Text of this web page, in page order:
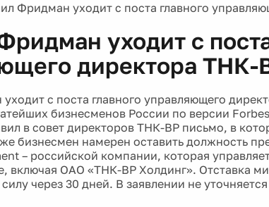
Фридман уходит с поста главного
уходит с
директора ТНК-
с поста главного управляющего
бизнесменов России по версии
в совет директоров ТНК-ВР письмо, в
бизнесмен намерен оставить должность
– российской компании, которая
включая OAO «ТНК-BP Холдинг». Отставка
через 30 дней. В заявлении не